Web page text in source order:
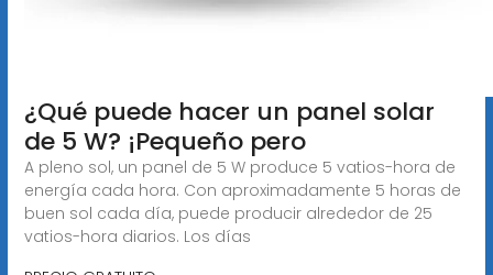
¿Qué puede hacer un panel solar
de 5 W? ¡Pequeño pero
A pleno sol, un panel de 5 W produce 5 vatios-hora de
energía cada hora. Con aproximadamente 5 horas de
buen sol cada día, puede producir alrededor de 25
vatios-hora diarios. Los días